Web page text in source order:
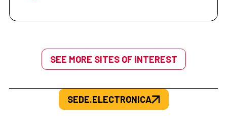
SEE MORE SITES OF INTEREST
SEDE.ELECTRONICA